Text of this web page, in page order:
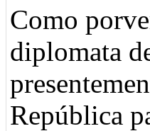
Como
diplomata
República